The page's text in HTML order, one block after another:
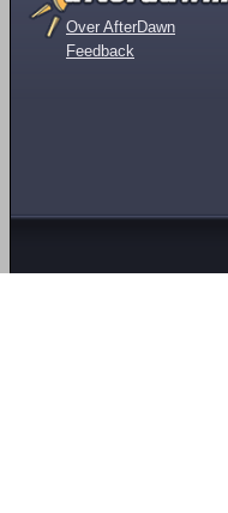
Over AfterDawn
Feedback